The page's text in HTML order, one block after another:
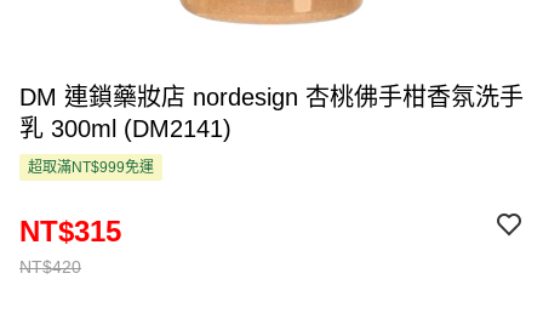
DM 連鎖藥妝店 nordesign 杏桃佛手柑香氛洗手
乳 300ml (DM2141)
超取滿NT$999免運
NT$420
NT$315